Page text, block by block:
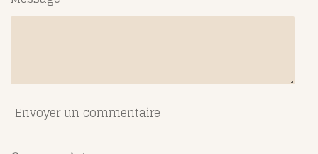
Envoyer un commentaire